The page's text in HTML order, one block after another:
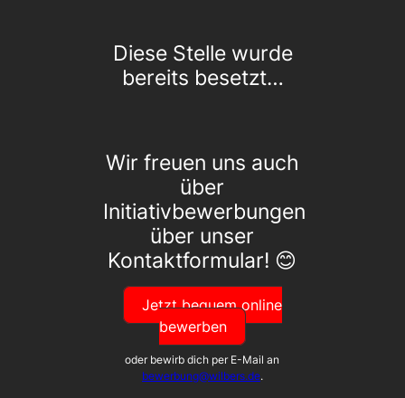
Diese Stelle wurde
bereits besetzt…
Wir freuen uns auch
über
Initiativbewerbungen
über unser
Kontaktformular! 😊
Jetzt bequem online
bewerben
oder bewirb dich per E-Mail an
bewerbung@wilbers.de.